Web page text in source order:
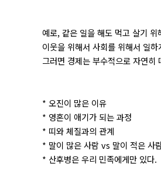
예로, 같은 일을 해도 먹고 살기
이웃을 위해서 사회를 위해서 일
그러면 경제는 부수적으로 자연히
* 오진이 많은 이유
* 영혼이 애기가 되는 과정
* 띠와 체질과의 관계
* 말이 많은 사람 vs 말이 적은 사
* 산후병은 우리 민족에게만 있다.